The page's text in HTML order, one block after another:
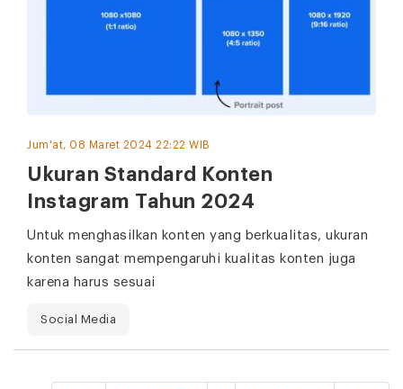
Jum'at, 08 Maret 2024 22:22 WIB
Ukuran Standard Konten
Instagram Tahun 2024
Untuk menghasilkan konten yang berkualitas, ukuran
konten sangat mempengaruhi kualitas konten juga
karena harus sesuai
Social Media